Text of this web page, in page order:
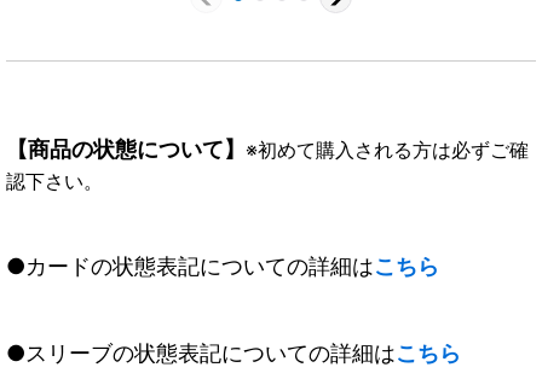
【商品の状態について】 ※初めて購入される方は必ずご確
認下さい。
●カードの状態表記についての詳細はこちら
●スリーブの状態表記についての詳細はこちら